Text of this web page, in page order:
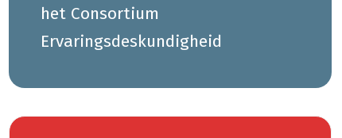
het Consortium
Ervaringsdeskundigheid